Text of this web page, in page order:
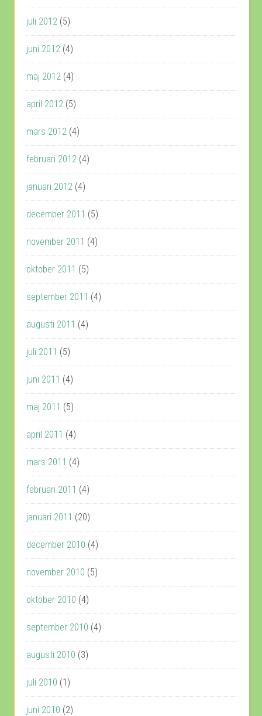
juli 2012 (5)
juni 2012 (4)
maj 2012 (4)
april 2012 (5)
mars 2012 (4)
februari 2012 (4)
januari 2012 (4)
december 2011 (5)
november 2011 (4)
oktober 2011 (5)
september 2011 (4)
augusti 2011 (4)
juli 2011 (5)
juni 2011 (4)
maj 2011 (5)
april 2011 (4)
mars 2011 (4)
februari 2011 (4)
januari 2011 (20)
december 2010 (4)
november 2010 (5)
oktober 2010 (4)
september 2010 (4)
augusti 2010 (3)
juli 2010 (1)
juni 2010 (2)